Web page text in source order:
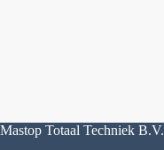
Mastop Totaal Techniek B.V.